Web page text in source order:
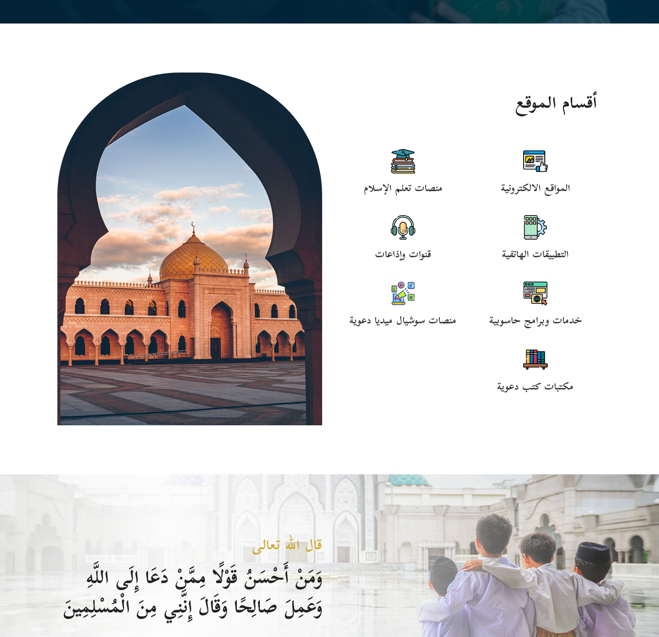
أقسام الموقع
المواقع الالكترونية منصات تعلم الإسلام
التطبيقات الهاتفية قنوات وإذاعات
خدمات وبرامج حاسوبية منصات سوشيال ميديا دعوية
مكتبات كتب دعوية
قال الله تعالى
وَمَنْ أَحْسَنُ قَوْلًا مِمَّنْ دَعَا إِلَى اللَّهِ
وَعَمِلَ صَالِحًا وَقَالَ إِنَّنِي مِنَ الْمُسْلِمِينَ